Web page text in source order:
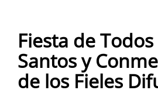
Fiesta de
Santos y
de los Fieles